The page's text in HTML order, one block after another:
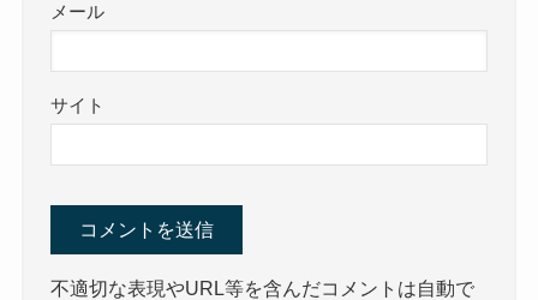
メール
サイト
不適切な表現やURL等を含んだコメントは自動で